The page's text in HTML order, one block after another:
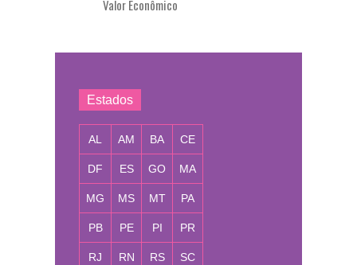
Valor Econômico
Estados
AL AM BA CE
DF ES GO MA
MG MS MT PA
PB PE PI PR
RJ RN RS SC